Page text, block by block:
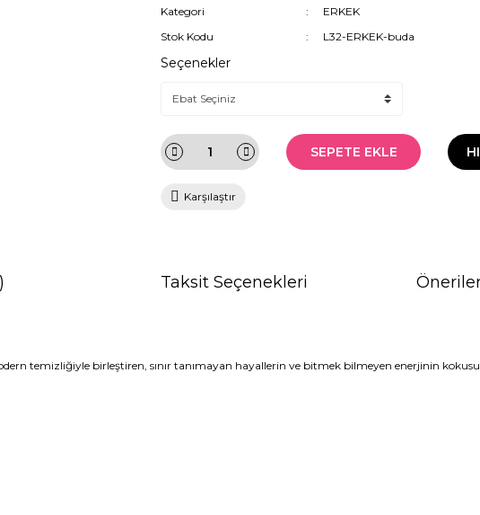
Kategori
ERKEK
Stok Kodu
L32-ERKEK-buda
Seçenekler
SEPETE EKLE
Karşılaştır
Taksit Seçenekleri
temizliğiyle birleştiren, sınır tanımayan hayallerin ve bitmek bilmeyen enerjinin kokusu.